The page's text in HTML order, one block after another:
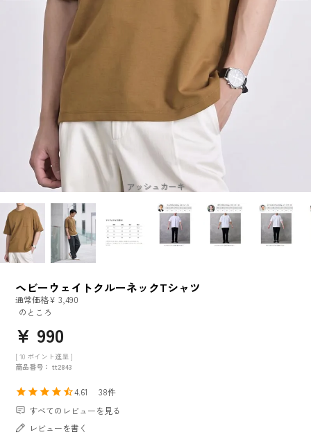
アッシュカーキ
ヘビーウェイトクルーネックTシャツ
通常価格¥ 3,490
のところ
¥ 990
[ 10 ポイント進呈 ]
商品番号
tt2843
4.61
38
すべてのレビューを見る
レビューを書く